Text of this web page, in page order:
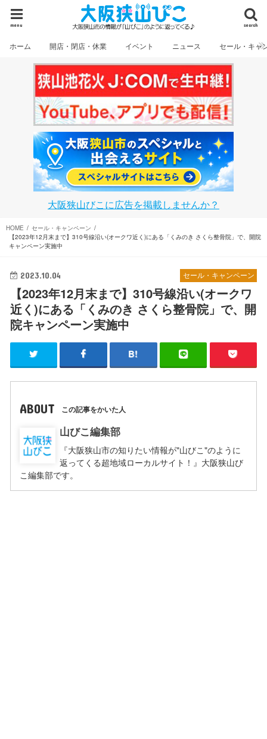
search
menu
ホーム 開店・閉店・休業 イベント ニュース セール・キャ
大阪狭山びこに広告を掲載しませんか？
HOME
セール・キャンペーン
【2023年12月末まで】310号線沿い(オークワ近く)にある「くみのき さくら整骨院」で、開院
キャンペーン実施中
セール・キャンペーン
2023.10.04
【2023年12月末まで】310号線沿い(オークワ
近く)にある「くみのき さくら整骨院」で、開
院キャンペーン実施中
ABOUT この記事をかいた人
山びこ編集部
『大阪狭山市の知りたい情報が"山びこ"のように
返ってくる超地域ローカルサイト！』大阪狭山び
こ編集部です。